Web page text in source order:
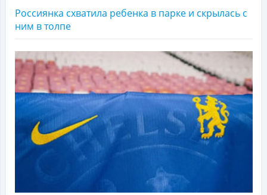
Россиянка схватила ребенка в парке и скрылась с
ним в толпе